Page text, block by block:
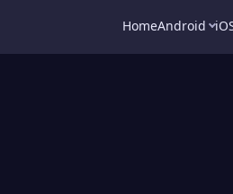
HomeAndroid